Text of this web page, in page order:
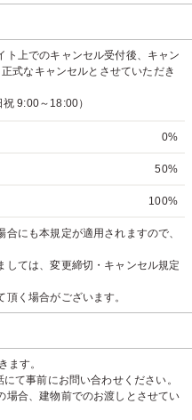
ト上でのキャンセル受付後、キャン
式なキャンセルとさせていただき
9:00～18:00）
0%
50%
100%
にも本規定が適用されますので、
ては、変更締切・キャンセル規定
く場合がございます。
ます。
て事前にお問い合わせください。
合、建物前でのお渡しとさせてい